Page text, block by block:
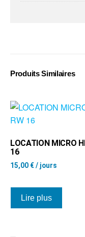
Produits Similaires
LOCATION MICRO
16
15,00 €/ jours
Lire plus